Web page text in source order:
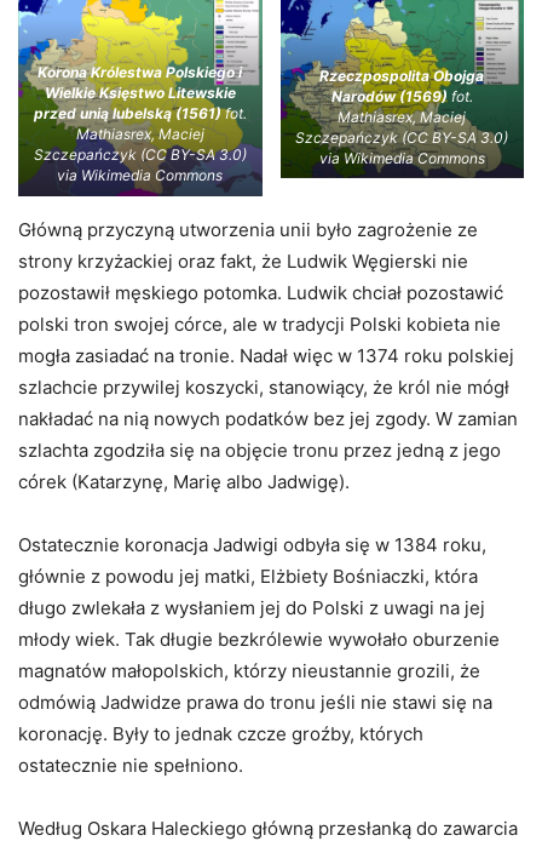
Korona Królestwa Polskiego i
Wielkie Księstwo Litewskie
przed unią lubelską (1561)fot.
Mathiasrex, Maciej
Szczepańczyk (CC BY-SA 3.0)
via Wikimedia Commons
Rzeczpospolita Obojga
Narodów (1569)fot.
Mathiasrex, Maciej
Szczepańczyk (CC BY-SA 3.0)
via Wikimedia Commons
Główną przyczyną utworzenia unii było zagrożenie ze
strony krzyżackiej oraz fakt, że Ludwik Węgierski nie
pozostawił męskiego potomka. Ludwik chciał pozostawić
polski tron swojej córce, ale w tradycji Polski kobieta nie
mogła zasiadać na tronie. Nadał więc w 1374 roku polskiej
szlachcie przywilej koszycki, stanowiący, że król nie mógł
nakładać na nią nowych podatków bez jej zgody. W zamian
szlachta zgodziła się na objęcie tronu przez jedną z jego
córek (Katarzynę, Marię albo Jadwigę).
Ostatecznie koronacja Jadwigi odbyła się w 1384 roku,
głównie z powodu jej matki, Elżbiety Bośniaczki, która
długo zwlekała z wysłaniem jej do Polski z uwagi na jej
młody wiek. Tak długie bezkrólewie wywołało oburzenie
magnatów małopolskich, którzy nieustannie grozili, że
odmówią Jadwidze prawa do tronu jeśli nie stawi się na
koronację. Były to jednak czcze groźby, których
ostatecznie nie spełniono.
Według Oskara Haleckiego główną przesłanką do zawarcia